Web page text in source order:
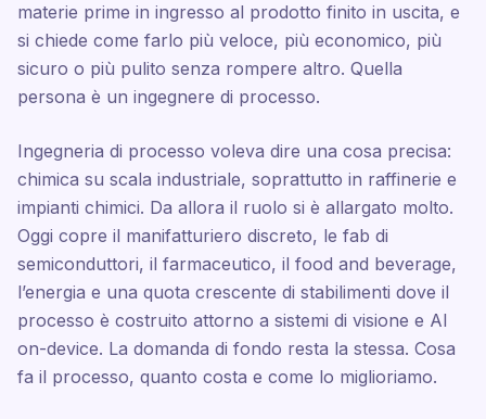
materie prime in ingresso al prodotto finito in uscita, e
si chiede come farlo più veloce, più economico, più
sicuro o più pulito senza rompere altro. Quella
persona è un ingegnere di processo.
Ingegneria di processo voleva dire una cosa precisa:
chimica su scala industriale, soprattutto in raffinerie e
impianti chimici. Da allora il ruolo si è allargato molto.
Oggi copre il manifatturiero discreto, le fab di
semiconduttori, il farmaceutico, il food and beverage,
l’energia e una quota crescente di stabilimenti dove il
processo è costruito attorno a sistemi di visione e AI
on-device. La domanda di fondo resta la stessa. Cosa
fa il processo, quanto costa e come lo miglioriamo.